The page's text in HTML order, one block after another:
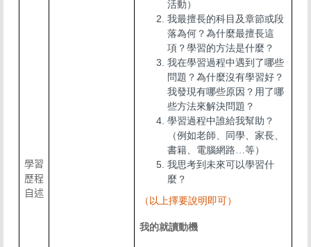
學習
歷程
自述
活動）
我最擅長的科目及章節或段
落為何？為什麼最擅長這
項？學習的方法是什麼？
我在學習過程中遇到了哪些
問題？為什麼沒有學習好？
我發現有哪些原因？用了哪
些方法來解決問題？
學習過程中誰給我幫助？
（例如老師、同學、家長、
書籍、電腦網路…等）
我思考到未來可以學習什
麼？
（以上擇要說明即可）
我的就讀動機